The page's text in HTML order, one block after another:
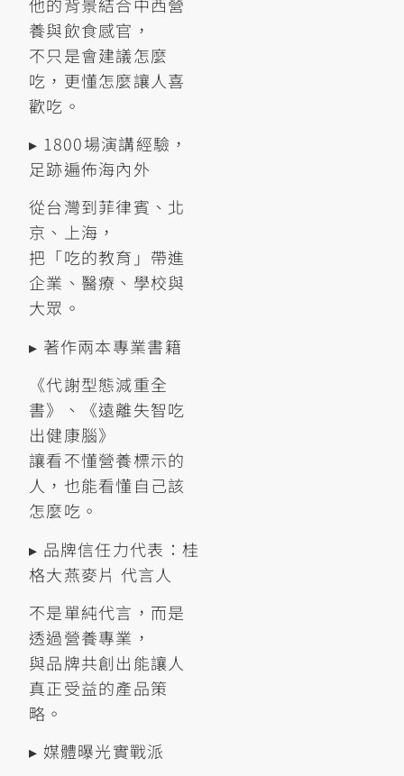
養與飲食感官，
不只是會建議怎麼
吃，更懂怎麼讓人喜
歡吃。
▸ 1800場演講經驗，
足跡遍佈海內外
從台灣到菲律賓、北
京、上海，
把「吃的教育」帶進
企業、醫療、學校與
大眾。
▸ 著作兩本專業書籍
《代謝型態減重全
書》、《遠離失智吃
出健康腦》
讓看不懂營養標示的
人，也能看懂自己該
怎麼吃。
▸ 品牌信任力代表：桂
格大燕麥片 代言人
不是單純代言，而是
透過營養專業，
與品牌共創出能讓人
真正受益的產品策
略。
▸ 媒體曝光實戰派